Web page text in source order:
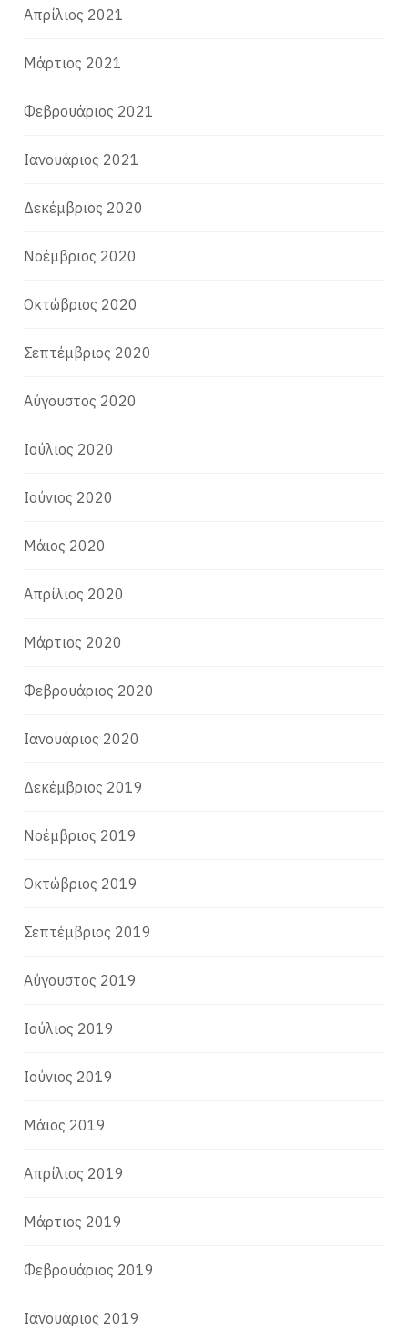
Απρίλιος 2021
Μάρτιος 2021
Φεβρουάριος 2021
Ιανουάριος 2021
Δεκέμβριος 2020
Νοέμβριος 2020
Οκτώβριος 2020
Σεπτέμβριος 2020
Αύγουστος 2020
Ιούλιος 2020
Ιούνιος 2020
Μάιος 2020
Απρίλιος 2020
Μάρτιος 2020
Φεβρουάριος 2020
Ιανουάριος 2020
Δεκέμβριος 2019
Νοέμβριος 2019
Οκτώβριος 2019
Σεπτέμβριος 2019
Αύγουστος 2019
Ιούλιος 2019
Ιούνιος 2019
Μάιος 2019
Απρίλιος 2019
Μάρτιος 2019
Φεβρουάριος 2019
Ιανουάριος 2019